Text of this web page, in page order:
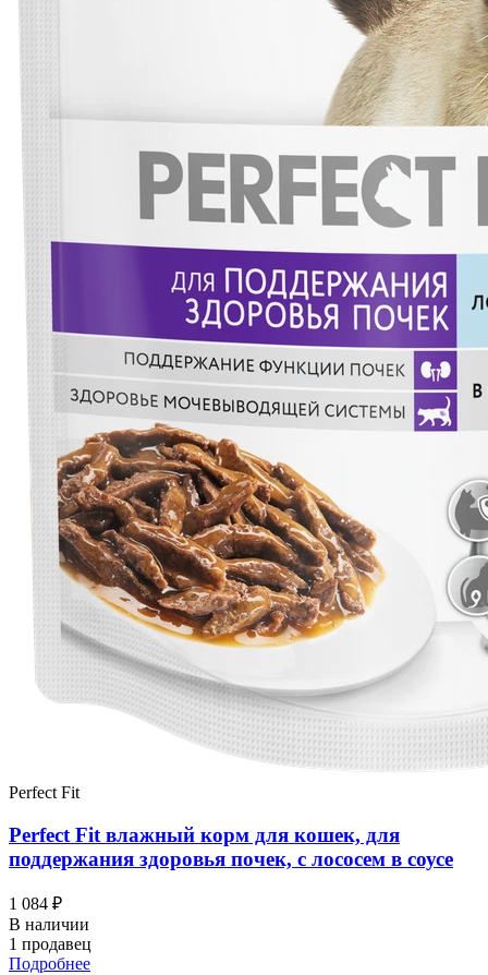
Perfect Fit
Perfect Fit влажный корм для кошек, для
поддержания здоровья почек, с лососем в соусе
1 084 ₽
В наличии
1 продавец
Подробнее